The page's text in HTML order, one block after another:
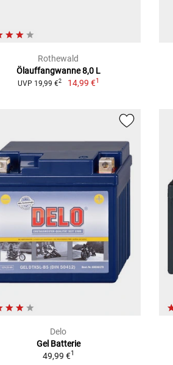
Rothewald
Ölauffangwanne 8,0 L
UVP 19,99 €2 14,99 €1
Delo
Gel Batterie
49,99 €1